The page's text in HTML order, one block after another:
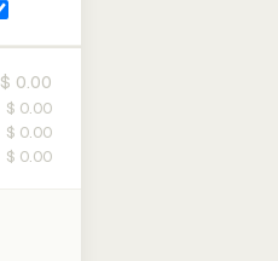
$ 0.00
$ 0.00
$ 0.00
$ 0.00